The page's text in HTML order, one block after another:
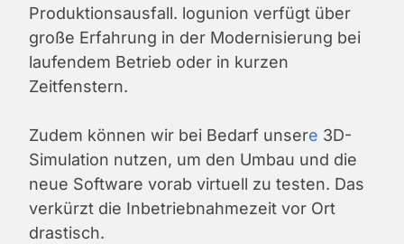
Produktionsausfall. logunion verfügt über
große Erfahrung in der Modernisierung bei
laufendem Betrieb oder in kurzen
Zeitfenstern.
Zudem können wir bei Bedarf unsere 3D-
Simulation nutzen, um den Umbau und die
neue Software vorab virtuell zu testen. Das
verkürzt die Inbetriebnahmezeit vor Ort
drastisch.